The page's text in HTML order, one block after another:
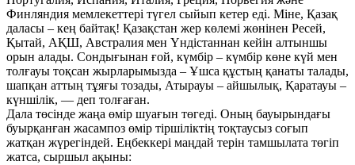
Финляндия мемлекеттері түгел сыйып кетер еді. Міне, Қазақ
даласы – кең байтақ! Қазақстан жер көлемі жөнінен Ресей,
Қытай, АҚШ, Австралия мен Үндістаннан кейін алтыншы
орын алады. Сондығынан ғой, күмбір – күмбір көне күй мен
толғауы тоқсан жырларымызда – Ұшса құстың қанаты талады,
шапқан аттың тұяғы тозады, Атырауы – айшылық, Қаратауы –
күншілік, — деп толғаған.
Дала төсінде жаңа өмір шуағын төгеді. Оның бауырындағы
буырқанған жасампоз өмір тіршіліктің тоқтаусыз соғып
жатқан жүрегіндей. Еңбеккері маңдай терін тамшылата төгіп
жатса, сыршыл ақыны: